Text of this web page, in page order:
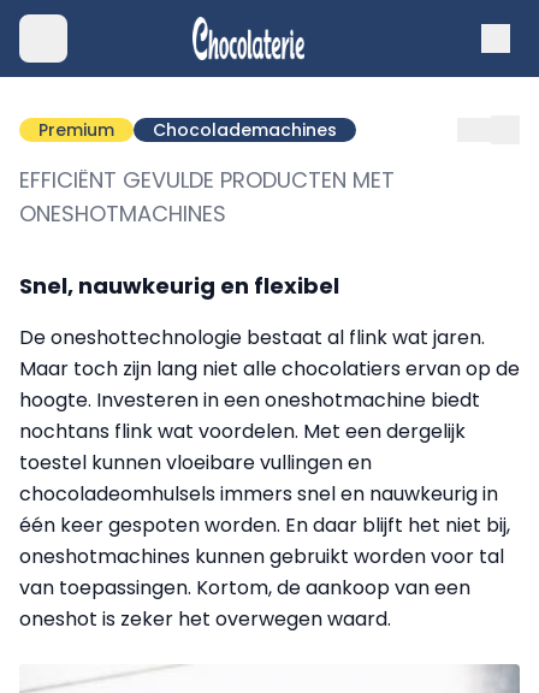
Premium Chocolademachines
EFFICIËNT GEVULDE PRODUCTEN MET
ONESHOTMACHINES
Snel, nauwkeurig en flexibel
De oneshottechnologie bestaat al flink wat jaren.
Maar toch zijn lang niet alle chocolatiers ervan op de
hoogte. Investeren in een oneshotmachine biedt
nochtans flink wat voordelen. Met een dergelijk
toestel kunnen vloeibare vullingen en
chocoladeomhulsels immers snel en nauwkeurig in
één keer gespoten worden. En daar blijft het niet bij,
oneshotmachines kunnen gebruikt worden voor tal
van toepassingen. Kortom, de aankoop van een
oneshot is zeker het overwegen waard.